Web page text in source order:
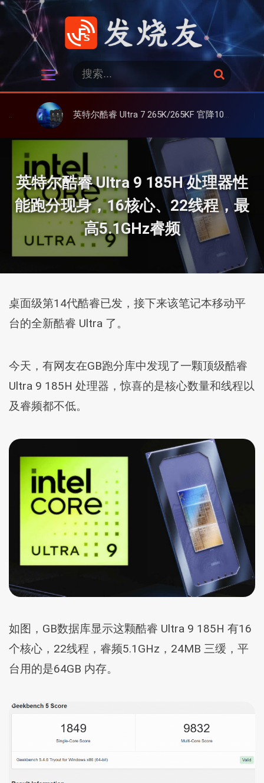
跳
发烧友
：
搜
索
英特尔酷睿 Ultra 7 265K/265KF 官降100美元促销，快和酷睿 Ultra 5 差不多了
英特尔酷睿 Ultra 9 185H 处理器性
能跑分现身，16核心、22线程，最
高5.1GHz睿频
桌面级第14代酷睿已发，接下来该笔记本移动平
台的全新酷睿 Ultra 了。
今天，有网友在GB跑分库中发现了一颗顶级酷睿
Ultra 9 185H 处理器，惊喜的是核心数量和线程以
及睿频都不低。
如图，GB数据库显示这颗酷睿 Ultra 9 185H 有16
个核心，22线程，睿频5.1GHz，24MB 三缓，平
台用的是64GB 内存。